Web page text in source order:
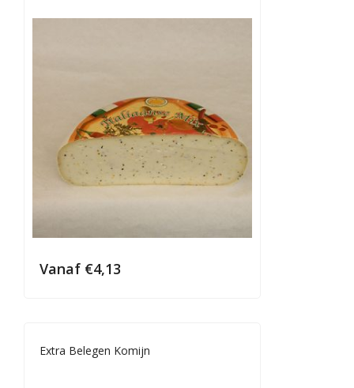
Vanaf €4,13
Extra Belegen Komijn